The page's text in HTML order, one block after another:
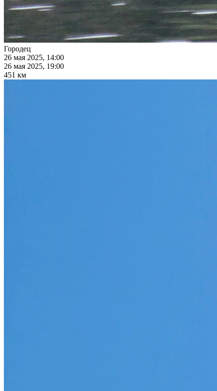
Городец
26 мая 2025, 14:00
26 мая 2025, 19:00
451 км